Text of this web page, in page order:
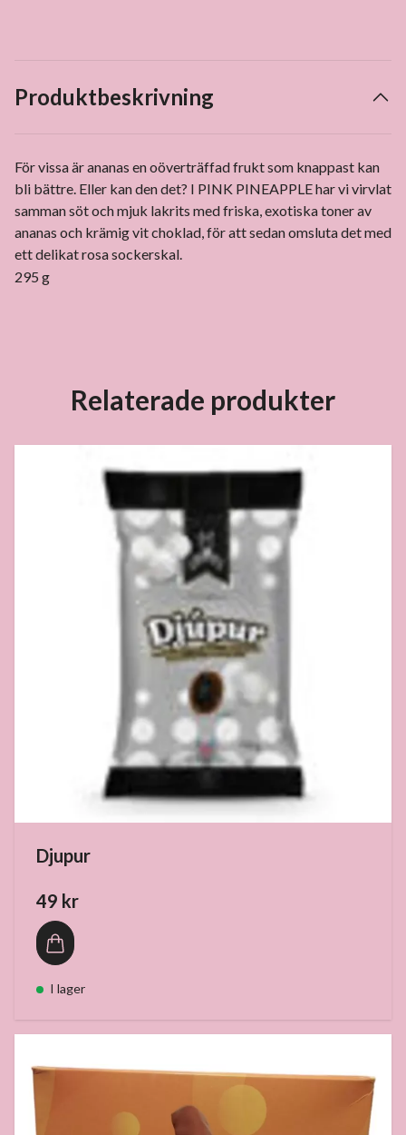
Produktbeskrivning
För vissa är ananas en oöverträffad frukt som knappast kan
bli bättre. Eller kan den det? I PINK PINEAPPLE har vi virvlat
samman söt och mjuk lakrits med friska, exotiska toner av
ananas och krämig vit choklad, för att sedan omsluta det med
ett delikat rosa sockerskal.
295 g
Relaterade produkter
Djupur
49 kr
I lager